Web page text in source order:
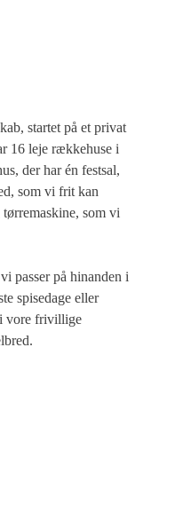
startet på et privat
16 leje rækkehuse i
der har én festsal,
som vi frit kan
som vi
passer på hinanden i
spisedage eller
i vore frivillige